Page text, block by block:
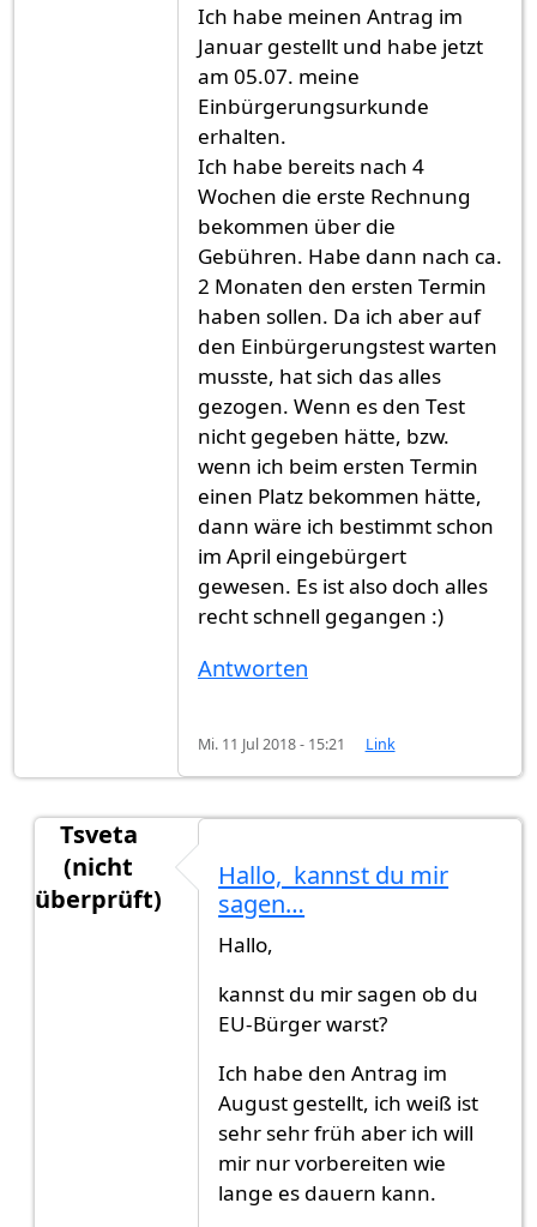
Ich habe meinen Antrag im
Januar gestellt und habe jetzt
am 05.07. meine
Einbürgerungsurkunde
erhalten.
Ich habe bereits nach 4
Wochen die erste Rechnung
bekommen über die
Gebühren. Habe dann nach ca.
2 Monaten den ersten Termin
haben sollen. Da ich aber auf
den Einbürgerungstest warten
musste, hat sich das alles
gezogen. Wenn es den Test
nicht gegeben hätte, bzw.
wenn ich beim ersten Termin
einen Platz bekommen hätte,
dann wäre ich bestimmt schon
im April eingebürgert
gewesen. Es ist also doch alles
recht schnell gegangen :)
Antworten
Mi. 11 Jul 2018 - 15:21 Link
Tsveta
(nicht
überprüft)
Im Juli eingebürgert
Hallo, kannst du mir
sagen…
Hallo,
kannst du mir sagen ob du
EU-Bürger warst?
Ich habe den Antrag im
August gestellt, ich weiß ist
sehr sehr früh aber ich will
mir nur vorbereiten wie
lange es dauern kann.